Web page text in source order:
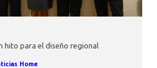
hito para el diseño regional
Home